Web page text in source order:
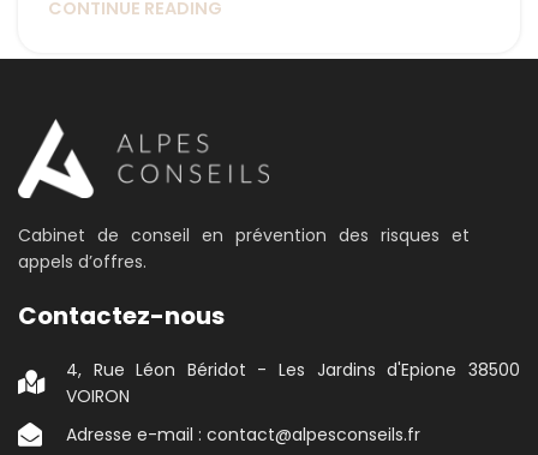
CONTINUE READING
Cabinet de conseil en prévention des risques et
appels d’offres.
Contactez-nous
4, Rue Léon Béridot - Les Jardins d'Epione 38500
VOIRON
Adresse e-mail : contact@alpesconseils.fr